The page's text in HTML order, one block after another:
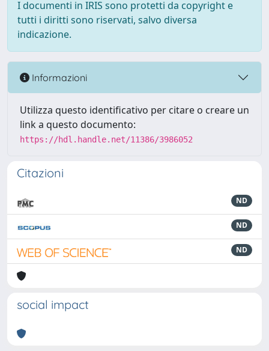
I documenti in IRIS sono protetti da copyright e
tutti i diritti sono riservati, salvo diversa
indicazione.
Informazioni
Utilizza questo identificativo per citare o creare un
link a questo documento:
https://hdl.handle.net/11386/3986052
Citazioni
ND
ND
ND
social impact